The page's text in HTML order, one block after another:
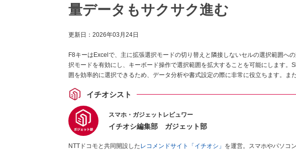
量データもサクサク進む
更新日： 2026年03月24日
F8キーはExcelで、主に拡張選択モードの切り替えと隣接しないセルの選択範囲へ
択モードを有効にし、キーボード操作で選択範囲を拡大することを可能にします。
囲を効率的に選択できるため、データ分析や書式設定の際に非常に役立ちます。ま
イチオシスト
スマホ・ガジェットレビュワー
イチオシ編集部 ガジェット部
NTTドコモと共同開設したレコメンドサイト「イチオシ」 を運営。スマホやパソコ